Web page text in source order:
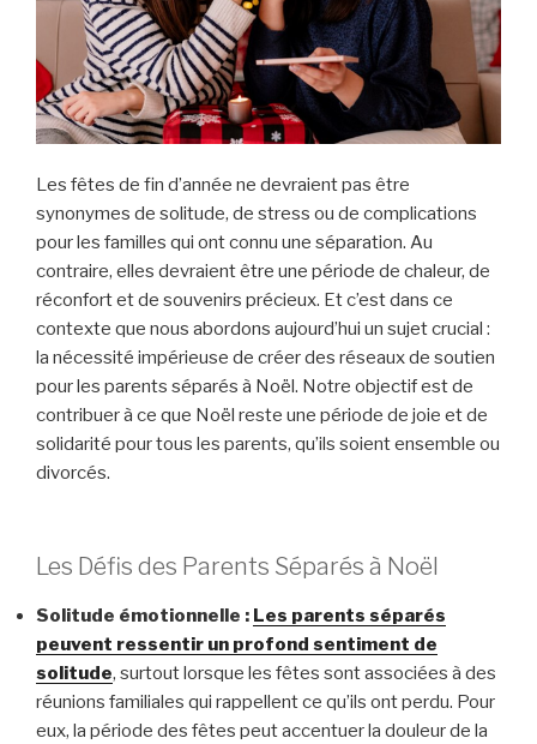
Les fêtes de fin d’année ne devraient pas être
synonymes de solitude, de stress ou de complications
pour les familles qui ont connu une séparation. Au
contraire, elles devraient être une période de chaleur, de
réconfort et de souvenirs précieux. Et c’est dans ce
contexte que nous abordons aujourd’hui un sujet crucial :
la nécessité impérieuse de créer des réseaux de soutien
pour les parents séparés à Noël. Notre objectif est de
contribuer à ce que Noël reste une période de joie et de
solidarité pour tous les parents, qu’ils soient ensemble ou
divorcés.
Les Défis des Parents Séparés à Noël
Solitude émotionnelle : Les parents séparés
peuvent ressentir un profond sentiment de
solitude, surtout lorsque les fêtes sont associées à des
réunions familiales qui rappellent ce qu’ils ont perdu. Pour
eux, la période des fêtes peut accentuer la douleur de la